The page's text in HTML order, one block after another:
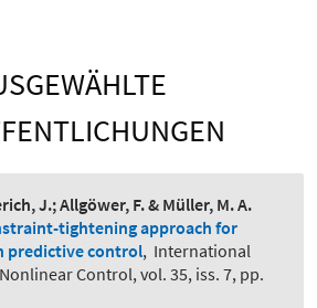
J.; Allgöwer, F. & Müller, M. A.
tightening approach for
predictive control, International
Control, vol. 35, iss. 7, pp.